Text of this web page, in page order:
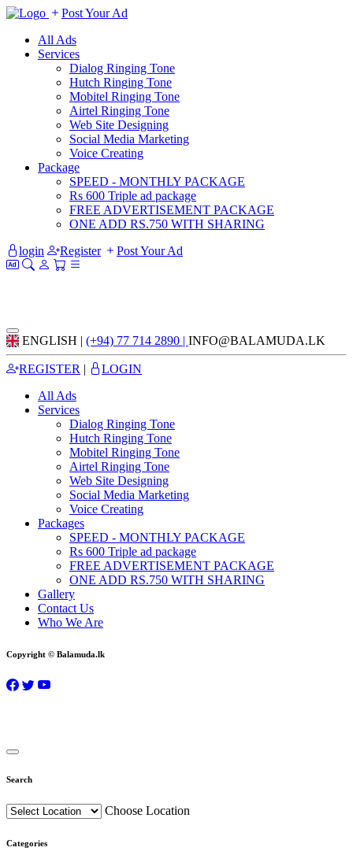
Post Your Ad
All Ads
Services
Dialog Ringing Tone
Hutch Ringing Tone
Mobitel Ringing Tone
Airtel Ringing Tone
Web Site Designing
Social Media Marketing
Voice Creating
Package
SPEED - MONTHLY PACKAGE
Rs 600 Triple ad package
FREE ADVERTISEMENT PACKAGE
ONE ADD RS.750 WITH SHARING
login
Register Post Your Ad
ENGLISH | (+94) 77 714 2890 | INFO@BALAMUDA.LK
REGISTER |
LOGIN
All Ads
Services
Dialog Ringing Tone
Hutch Ringing Tone
Mobitel Ringing Tone
Airtel Ringing Tone
Web Site Designing
Social Media Marketing
Voice Creating
Packages
SPEED - MONTHLY PACKAGE
Rs 600 Triple ad package
FREE ADVERTISEMENT PACKAGE
ONE ADD RS.750 WITH SHARING
Gallery
Contact Us
Who We Are
Copyright © Balamuda.lk
Search
Choose Location
Categories